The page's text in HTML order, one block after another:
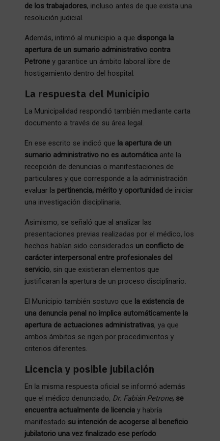
de los trabajadores, incluso antes de que exista una
resolución judicial.
Además, intimó al municipio a que disponga la
apertura de un sumario administrativo contra
Petrone y garantice un ámbito laboral libre de
hostigamiento dentro del hospital.
La respuesta del Municipio
La Municipalidad respondió también mediante carta
documento a través de su área legal.
En ese escrito se indicó que la apertura de un
sumario administrativo no es automática ante la
recepción de denuncias o manifestaciones de
particulares y que corresponde a la administración
evaluar la pertinencia, mérito y oportunidad de iniciar
una investigación disciplinaria.
Asimismo, se señaló que al analizar las
presentaciones previas realizadas por el médico, los
hechos habían sido considerados un conflicto de
carácter interpersonal entre profesionales del
servicio, sin que existieran elementos que
justificaran la apertura de un proceso disciplinario.
El Municipio también sostuvo que la existencia de
una denuncia penal no implica automáticamente la
apertura de actuaciones administrativas, ya que
ambos ámbitos se rigen por procedimientos y
criterios diferentes.
Licencia y posible jubilación
En la misma respuesta oficial se informó además
que el médico denunciado, Dr. Fabián Petrone, se
encuentra actualmente de licencia y habría
manifestado su intención de acogerse al beneficio
jubilatorio una vez finalizado ese período.